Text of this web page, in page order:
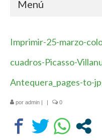
Menú
Educación física
Imprimir-25-marzo-
cuadros-Picasso-
Antequera_pages-to-
por admin | | 0